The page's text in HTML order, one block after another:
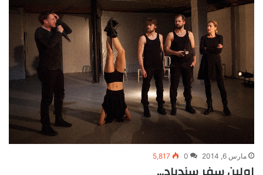
مارس 6, 2014 0
5,817